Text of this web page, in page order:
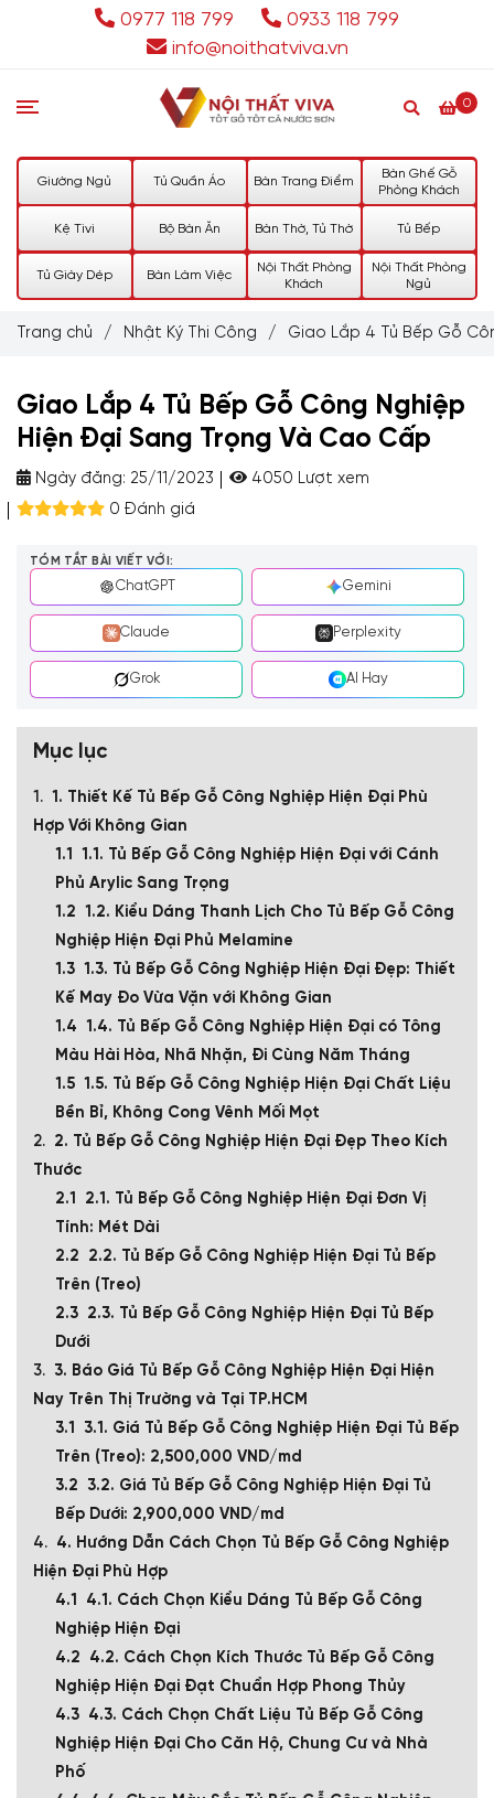
0977 118 799
0933 118 799
info@noithatviva.vn
0
Giường Ngủ Tủ Quần Áo Bàn Trang Điểm
Bàn Ghế Gỗ
Phòng Khách
Kệ Tivi Bộ Bàn Ăn Bàn Thờ, Tủ Thờ Tủ Bếp
Tủ Giày Dép Bàn Làm Việc
Nội Thất Phòng
Khách
Nội Thất Phòng
Ngủ
Trang chủ / Nhật Ký Thi Công / Giao Lắp 4 Tủ Bếp Gỗ
Giao Lắp 4 Tủ Bếp Gỗ Công Nghiệp
Hiện Đại Sang Trọng Và Cao Cấp
Ngày đăng: 25/11/2023
4050 Lượt xem
0 Đánh giá
TÓM TẮT BÀI VIẾT VỚI:
ChatGPT Gemini
Claude Perplexity
Grok AI Hay
Mục lục
1. Thiết Kế Tủ Bếp Gỗ Công Nghiệp Hiện Đại Phù
Hợp Với Không Gian
1.1. Tủ Bếp Gỗ Công Nghiệp Hiện Đại với Cánh
Phủ Arylic Sang Trọng
1.2. Kiểu Dáng Thanh Lịch Cho Tủ Bếp Gỗ Công
Nghiệp Hiện Đại Phủ Melamine
1.3. Tủ Bếp Gỗ Công Nghiệp Hiện Đại Đẹp: Thiết
Kế May Đo Vừa Vặn với Không Gian
1.4. Tủ Bếp Gỗ Công Nghiệp Hiện Đại có Tông
Màu Hài Hòa, Nhã Nhặn, Đi Cùng Năm Tháng
1.5. Tủ Bếp Gỗ Công Nghiệp Hiện Đại Chất Liệu
Bền Bỉ, Không Cong Vênh Mối Mọt
2. Tủ Bếp Gỗ Công Nghiệp Hiện Đại Đẹp Theo Kích
Thước
2.1. Tủ Bếp Gỗ Công Nghiệp Hiện Đại Đơn Vị
Tính: Mét Dài
2.2. Tủ Bếp Gỗ Công Nghiệp Hiện Đại Tủ Bếp
Trên (Treo)
2.3. Tủ Bếp Gỗ Công Nghiệp Hiện Đại Tủ Bếp
Dưới
3. Báo Giá Tủ Bếp Gỗ Công Nghiệp Hiện Đại Hiện
Nay Trên Thị Trường và Tại TP.HCM
3.1. Giá Tủ Bếp Gỗ Công Nghiệp Hiện Đại Tủ Bếp
Trên (Treo): 2,500,000 VND/md
3.2. Giá Tủ Bếp Gỗ Công Nghiệp Hiện Đại Tủ
Bếp Dưới: 2,900,000 VND/md
4. Hướng Dẫn Cách Chọn Tủ Bếp Gỗ Công Nghiệp
Hiện Đại Phù Hợp
4.1. Cách Chọn Kiểu Dáng Tủ Bếp Gỗ Công
Nghiệp Hiện Đại
4.2. Cách Chọn Kích Thước Tủ Bếp Gỗ Công
Nghiệp Hiện Đại Đạt Chuẩn Hợp Phong Thủy
4.3. Cách Chọn Chất Liệu Tủ Bếp Gỗ Công
Nghiệp Hiện Đại Cho Căn Hộ, Chung Cư và Nhà
Phố